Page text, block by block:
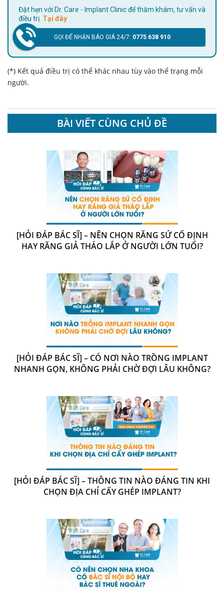
Đặt hẹn với Dr. Care - Implant Clinic để thăm khám, tư vấn và
điều trị. Tại đây
GỌI ĐỂ NHẬN BÁO GIÁ 24/7: 0775 638 910
(*) Kết quả điều trị có thể khác nhau tùy vào thể trạng mỗi
người.
BÀI VIẾT CÙNG CHỦ ĐỀ
[HỎI ĐÁP BÁC SĨ] – NÊN CHỌN RĂNG SỨ CỐ ĐỊNH
HAY RĂNG GIẢ THÁO LẮP Ở NGƯỜI LỚN TUỔI?
[HỎI ĐÁP BÁC SĨ] – CÓ NƠI NÀO TRỒNG IMPLANT
NHANH GỌN, KHÔNG PHẢI CHỜ ĐỢI LÂU KHÔNG?
[HỎI ĐÁP BÁC SĨ] – THÔNG TIN NÀO ĐÁNG TIN KHI
CHỌN ĐỊA CHỈ CẤY GHÉP IMPLANT?